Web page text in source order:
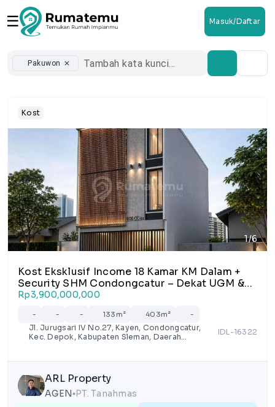
☰ Masuk/Daftar
Pakuwon close
Kost
1/6
Kost Eksklusif Income 18 Kamar KM Dalam +
Security SHM Condongcatur – Dekat UGM &
Pakuwon Mall Sleman
Rp3,900,000,000
- - - 133m² 403m² -
Jl. Jurugsari IV No.27, Kayen, Condongcatur,
Kec. Depok, Kabupaten Sleman, Daerah
IDL-16322
ARL Property
AGEN lens PT. Tanahmas